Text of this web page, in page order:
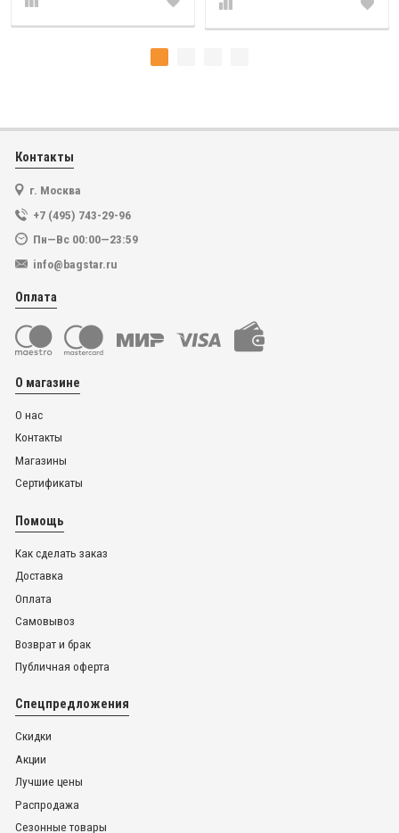
Контакты
г. Москва
+7 (495) 743-29-96
Пн—Вс 00:00—23:59
info@bagstar.ru
Оплата
О магазине
О нас
Контакты
Магазины
Сертификаты
Помощь
Как сделать заказ
Доставка
Оплата
Самовывоз
Возврат и брак
Публичная оферта
Спецпредложения
Скидки
Акции
Лучшие цены
Распродажа
Сезонные товары